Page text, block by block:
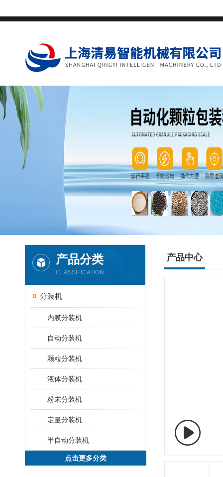
产品分类
CLASSIFICATION
分装机
内膜分装机
自动分装机
颗粒分装机
液体分装机
粉末分装机
定量分装机
半自动分装机
点击更多分类
产品中心